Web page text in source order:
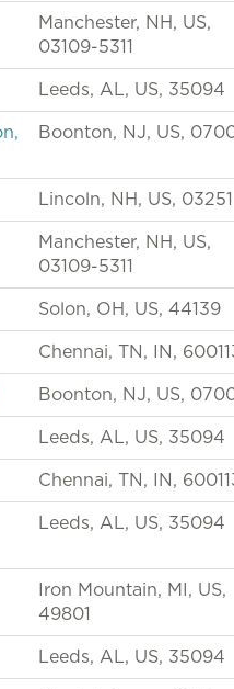
Manchester, NH, US,
03109-5311
Leeds, AL, US, 35094
Boonton, NJ, US,
Lincoln, NH, US, 03251
Manchester, NH, US,
03109-5311
Solon, OH, US, 44139
Chennai, TN, IN,
Boonton, NJ, US,
Leeds, AL, US, 35094
Chennai, TN, IN,
Leeds, AL, US, 35094
Iron Mountain, MI, US,
49801
Leeds, AL, US, 35094